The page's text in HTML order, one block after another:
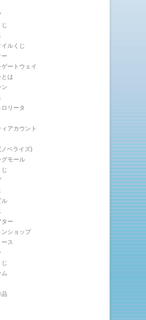
ルくじ
ー
ートウェイ
とは
ン
リータ
アカウント
ベライズ)
グモール
ル
ター
ンショップ
ス
ム
品